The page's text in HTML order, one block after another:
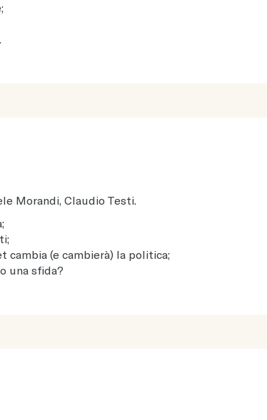
Morandi, Claudio Testi.
cambia (e cambierà) la politica;
una sfida?